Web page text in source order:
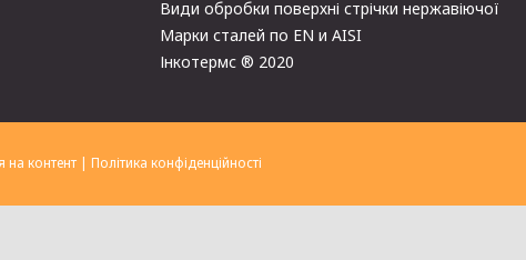
Види обробки поверхні стрічки нержавіючої
Марки сталей по EN и AISI
Інкотермс ® 2020
на контент | Політика конфіденційності